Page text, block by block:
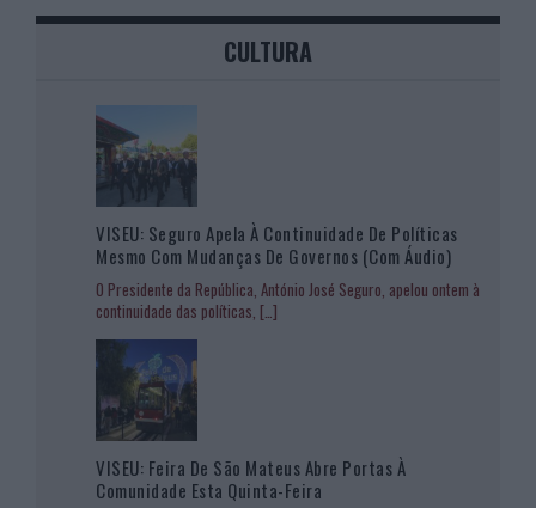
CULTURA
VISEU: Seguro Apela À Continuidade De Políticas
Mesmo Com Mudanças De Governos (com Áudio)
O Presidente da República, António José Seguro, apelou ontem à
continuidade das políticas, […]
VISEU: Feira De São Mateus Abre Portas À
Comunidade Esta Quinta-Feira